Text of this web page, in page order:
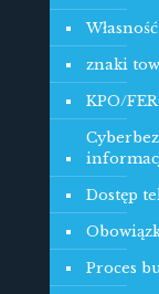
znaki
KPO/
Dostęp
Proces